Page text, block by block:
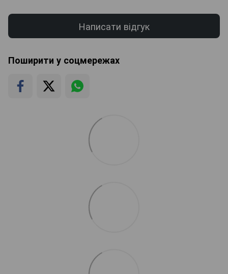
Написати відгук
Поширити у соцмережах